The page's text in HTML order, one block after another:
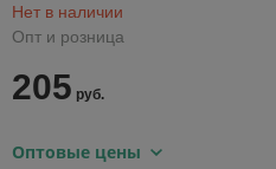
Нет в наличии
Опт и розница
205 руб.
Оптовые цены